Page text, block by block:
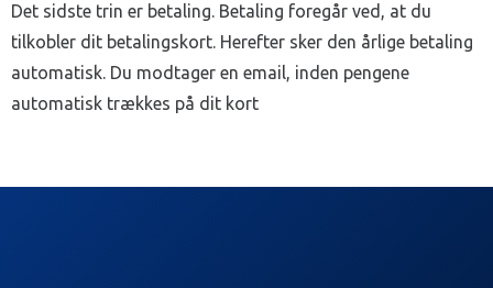
Det sidste trin er betaling. Betaling foregår ved, at du
tilkobler dit betalingskort. Herefter sker den årlige betaling
automatisk. Du modtager en email, inden pengene
automatisk trækkes på dit kort